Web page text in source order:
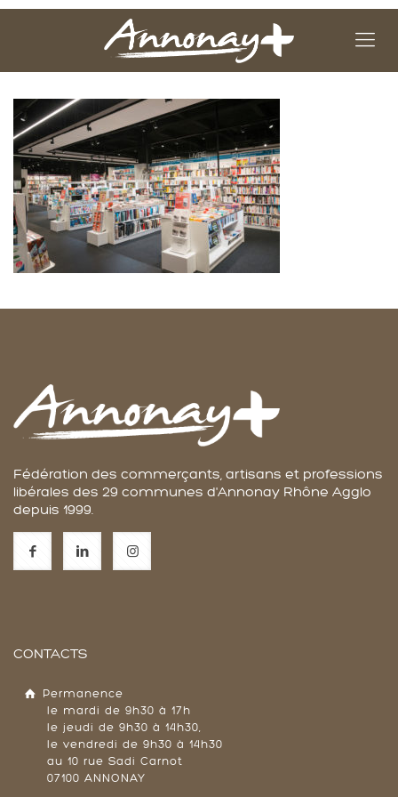
Fédération des commerçants, artisans et professions
libérales des 29 communes d'Annonay Rhône Agglo
depuis 1999.
CONTACTS
Permanence
le mardi de 9h30 à 17h
le jeudi de 9h30 à 14h30,
le vendredi de 9h30 à 14h30
au 10 rue Sadi Carnot
07100 ANNONAY